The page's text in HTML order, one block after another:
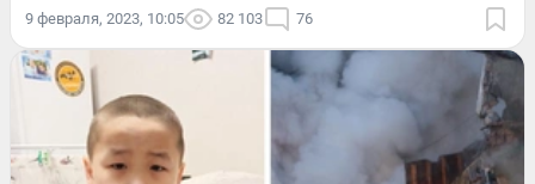
9 февраля, 2023, 10:05 82 103 76